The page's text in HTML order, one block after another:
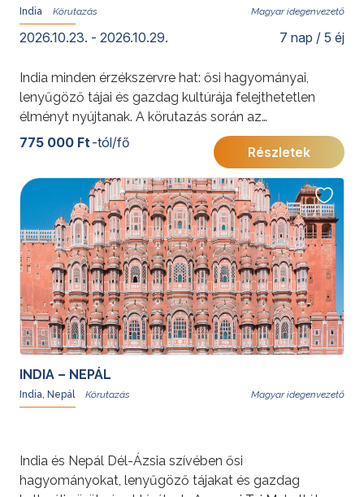
India Magyar idegenvezető
2026.10.23. - 2026.10.29. 7 nap / 5 éj
India minden érzékszervre hat: ősi hagyományai,
lenyűgöző tájai és gazdag kultúrája felejthetetlen
élményt nyújtanak. A körutazás során az
Aranyháromszög legszebb kincseit – Delhi, Agra és
Jaipur látványosságait – fedezheti fel.
További érdekességekért Indiáról kattintson ide.
775 000 Ft-tól/fő
Részletek
INDIA – NEPÁL
India, Nepál Magyar idegenvezető
India és Nepál Dél-Ázsia szívében ősi
hagyományokat, lenyűgöző tájakat és gazdag